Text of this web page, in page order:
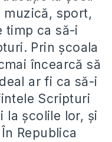
muzică, sport,
timp ca să-i
Prin școala
încearcă să
ar fi ca să-i
Scripturi
la școlile lor, și
Republica